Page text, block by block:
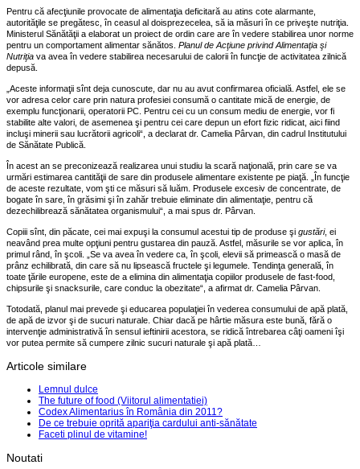
Pentru că afecţiunile provocate de alimentaţia deficitară au atins cote alarmante,
autorităţile se pregătesc, în ceasul al doisprezecelea, să ia măsuri în ce priveşte nutriţia.
Ministerul Sănătăţii a elaborat un proiect de ordin care are în vedere stabilirea unor norme
pentru un comportament alimentar sănătos. Planul de Acţiune privind Alimentaţia şi
Nutriţia va avea în vedere stabilirea necesarului de calorii în funcţie de activitatea zilnică
depusă.
„Aceste informaţii sînt deja cunoscute, dar nu au avut confirmarea oficială. Astfel, ele se
vor adresa celor care prin natura profesiei consumă o cantitate mică de energie, de
exemplu funcţionarii, operatorii PC. Pentru cei cu un consum mediu de energie, vor fi
stabilite alte valori, de asemenea şi pentru cei care depun un efort fizic ridicat, aici fiind
incluşi minerii sau lucrătorii agricoli“, a declarat dr. Camelia Pârvan, din cadrul Institutului
de Sănătate Publică.
În acest an se preconizează realizarea unui studiu la scară naţională, prin care se va
urmări estimarea cantităţii de sare din produsele alimentare existente pe piaţă. „În funcţie
de aceste rezultate, vom şti ce măsuri să luăm. Produsele excesiv de concentrate, de
bogate în sare, în grăsimi şi în zahăr trebuie eliminate din alimentaţie, pentru că
dezechilibrează sănătatea organismului“, a mai spus dr. Pârvan.
Copiii sînt, din păcate, cei mai expuşi la consumul acestui tip de produse şi gustări, ei
neavând prea multe opţiuni pentru gustarea din pauză. Astfel, măsurile se vor aplica, în
primul rând, în şcoli. „Se va avea în vedere ca, în şcoli, elevii să primească o masă de
prânz echilibrată, din care să nu lipsească fructele şi legumele. Tendinţa generală, în
toate ţările europene, este de a elimina din alimentaţia copiilor produsele de fast-food,
chipsurile şi snacksurile, care conduc la obezitate“, a afirmat dr. Camelia Pârvan.
Totodată, planul mai prevede şi educarea populaţiei în vederea consumului de apă plată,
de apă de izvor şi de sucuri naturale. Chiar dacă pe hârtie măsura este bună, fără o
intervenţie administrativă în sensul ieftinirii acestora, se ridică întrebarea câţi oameni îşi
vor putea permite să cumpere zilnic sucuri naturale şi apă plată…
Articole similare
Lemnul dulce
The future of food (Viitorul alimentatiei)
Codex Alimentarius în România din 2011?
De ce trebuie oprită apariţia cardului anti-sănătate
Faceti plinul de vitamine!
Noutati